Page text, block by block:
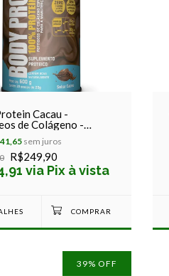
Cacau -
de Colágeno -
- 600gsem juros
R$249,90
via Pix à vista
39% OFF